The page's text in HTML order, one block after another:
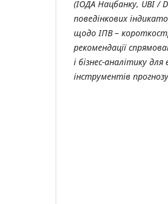
(ІОДА Нацбанку, UBI /
поведінкових
щодо ІПВ –
рекомендації
і бізнес-аналітику
інструментів